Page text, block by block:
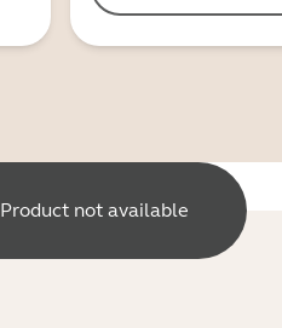
Product not available